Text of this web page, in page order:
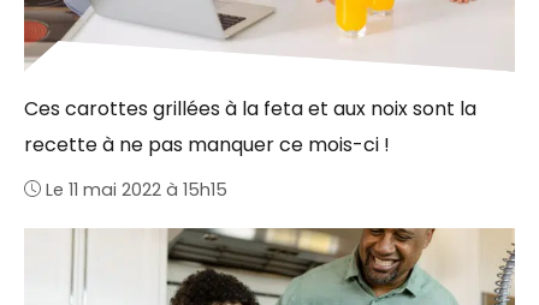
Ces carottes grillées à la feta et aux noix sont la
recette à ne pas manquer ce mois-ci !
Le 11 mai 2022 à 15h15